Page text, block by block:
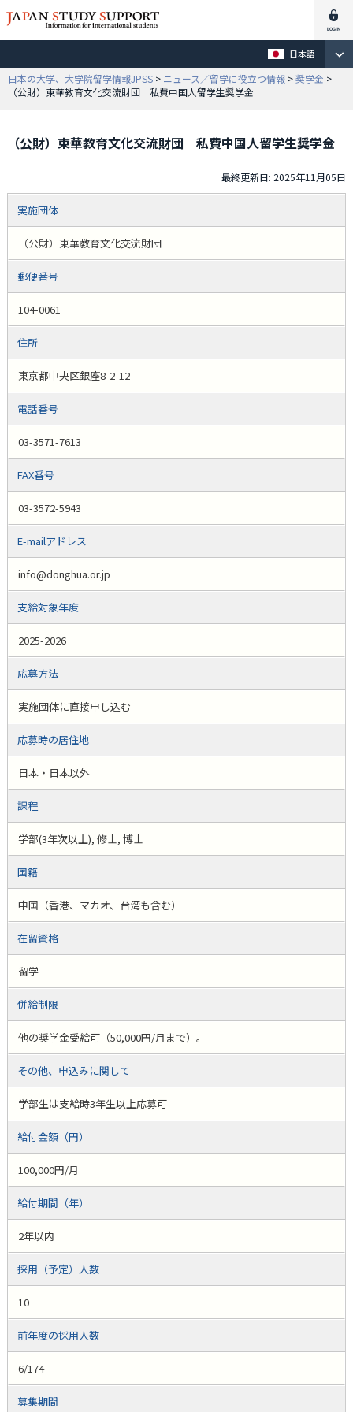
日本語
日本の大学、大学院留学情報JPSS > ニュース／留学に役立つ情報 >奨学金 >
（公財）東華教育文化交流財団 私費中国人留学生奨学金
（公財）東華教育文化交流財団 私費中国人留学生奨学金
最終更新日: 2025年11月05日
実施団体
（公財）東華教育文化交流財団
郵便番号
104-0061
住所
東京都中央区銀座8-2-12
電話番号
03-3571-7613
FAX番号
03-3572-5943
E-mailアドレス
info@donghua.or.jp
支給対象年度
2025-2026
応募方法
実施団体に直接申し込む
応募時の居住地
日本・日本以外
課程
学部(3年次以上), 修士, 博士
国籍
中国（香港、マカオ、台湾も含む）
在留資格
留学
併給制限
他の奨学金受給可（50,000円/月まで）。
その他、申込みに関して
学部生は支給時3年生以上応募可
給付金額（円）
100,000円/月
給付期間（年）
2年以内
採用（予定）人数
10
前年度の採用人数
6/174
募集期間